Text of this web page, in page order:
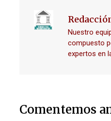
Nuestro
compuesto
expertos en
Comentemos